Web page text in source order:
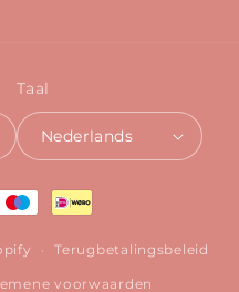
Taal
Nederlands
Terugbetalingsbeleid
voorwaarden